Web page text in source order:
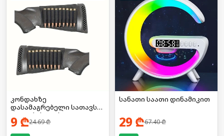
კონდახზე
დასამაგრებელი სათავსო
ტყვიებისთვის
9 ₾24.69₾
სანათი საათი დინამიკით
29 ₾67.40₾